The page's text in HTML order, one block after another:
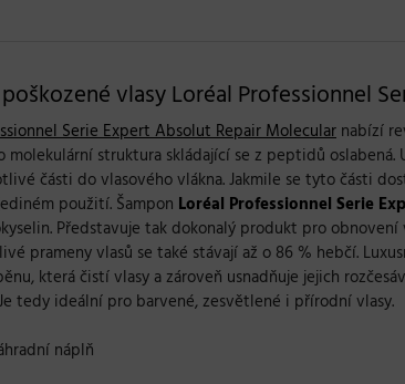
vlasy Loréal Professionnel
Serie Expert Absolut Repair Molecular nabízí
molekulární struktura skládající se z peptidů
části do vlasového vlákna. Jakmile se tyto části
použití. Šampon Loréal Professionnel Serie
Představuje tak dokonalý produkt pro
prameny vlasů se také stávají až o 86 % hebčí.
která čistí vlasy a zároveň usnadňuje jejich
tedy ideální pro barvené, zesvětlené i přírodní vlasy.
náplň